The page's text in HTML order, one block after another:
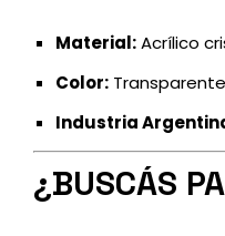
Material:Acrílico
Color:
Industria
¿BUSCÁS